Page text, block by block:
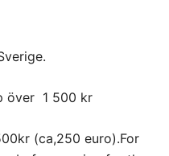
över 1 500 kr
(ca,250 euro).For